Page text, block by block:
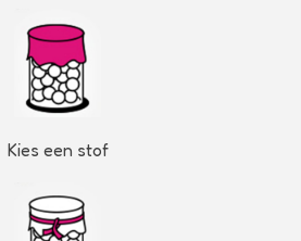
Kies een stof